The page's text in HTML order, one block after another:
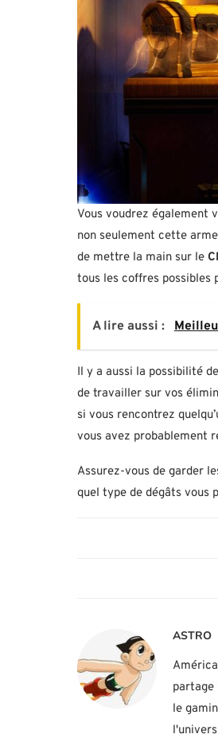
Vous voudrez également
non seulement cette
de mettre la main sur le
tous les coffres possibles
A lire aussi :
Il y a aussi la possibilité
de travailler sur vos
si vous rencontrez
vous avez probablement
Assurez-vous de garder
quel type de dégâts vous
ASTRO
partage
le